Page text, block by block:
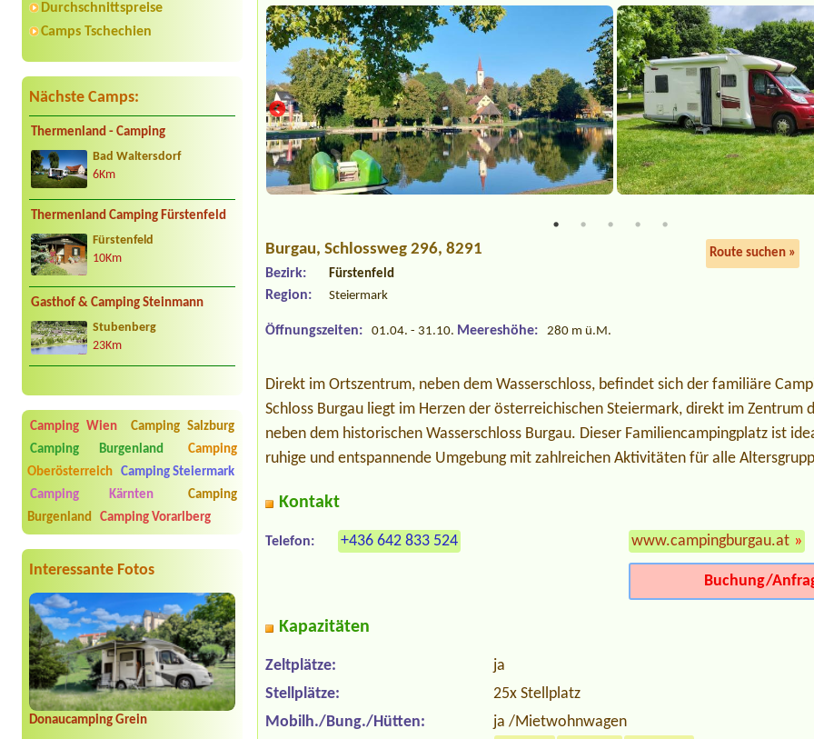
Durchschnittspreise
Camps Tschechien
Nächste Camps:
Thermenland - Camping
Bad Waltersdorf
6Km
Thermenland Camping Fürstenfeld
Fürstenfeld
10Km
Gasthof & Camping Steinmann
Stubenberg
23Km
Camping Wien
Camping Salzburg
Camping Burgenland
Camping
Oberösterreich
Camping Steiermark
Camping Kärnten
Camping
Burgenland
Camping Vorarlberg
Interessante Fotos
Donaucamping Grein
Burgau, Schlossweg 296, 8291 Route suchen »
Bezirk: Fürstenfeld
Region: Steiermark
Öffnungszeiten: 01.04. - 31.10. Meereshöhe:
280 m ü.M.
Direkt im Ortszentrum, neben dem Wasserschloss, befindet sich der familiäre
Schloss Burgau liegt im Herzen der österreichischen Steiermark, direkt im Zentrum
neben dem historischen Wasserschloss Burgau. Dieser Familiencampingplatz ist
ruhige und entspannende Umgebung mit zahlreichen Aktivitäten für alle
Kontakt
Telefon: +436 642 833 524 www.campingburgau.at »
Buchung/
Kapazitäten
Zeltplätze:
ja
Stellplätze:
25x Stellplatz
Mobilh./Bung./Hütten:
ja /Mietwohnwagen